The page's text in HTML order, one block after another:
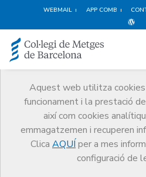
WEBMAIL APP COMB
Aquest web utilitza
funcionament i la prestació
així com cookies
emmagatzemen i recuperen
Clica AQUÍ per a mes
configuració de
Premis
Premis